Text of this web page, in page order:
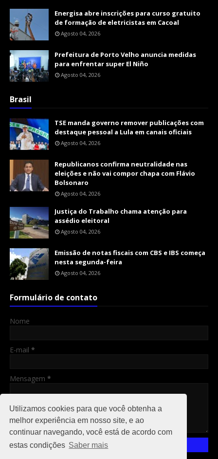
Utilizamos cookies para que você obtenha a
melhor experiência em nosso site, e ao
continuar navegando, você está de acordo com
estas condições Saber mais
Energisa abre inscrições para curso gratuito
de formação de eletricistas em Cacoal
Agosto 04, 2026
Prefeitura de Porto Velho anuncia medidas
para enfrentar super El Niño
Agosto 04, 2026
Brasil
TSE manda governo remover publicações com
destaque pessoal a Lula em canais oficiais
Agosto 04, 2026
Republicanos confirma neutralidade nas
eleições e não vai compor chapa com Flávio
Bolsonaro
Agosto 04, 2026
Justiça do Trabalho chama atenção para
assédio eleitoral
Agosto 04, 2026
Emissão de notas fiscais com CBS e IBS começa
nesta segunda-feira
Agosto 04, 2026
Formulário de contato
Nome
E-mail *
Mensagem *